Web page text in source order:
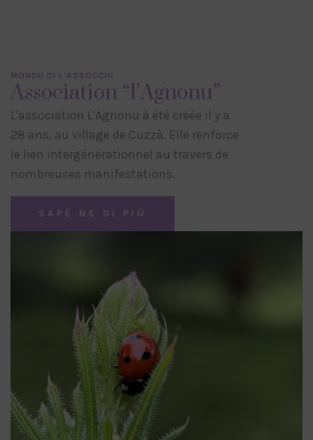
MONDU DI L'ASSOCCIU
Association “l’Agnonu”
L'association L'Agnonu à été créée il y a
28 ans, au village de Cuzzà. Elle renforce
le lien intergénérationnel au travers de
nombreuses manifestations.
SAPÈ NE DI PIÙ